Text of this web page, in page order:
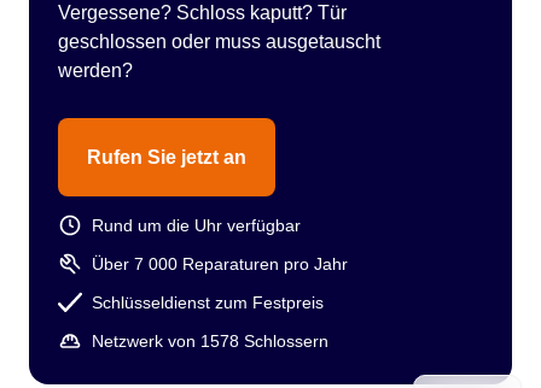
Vergessene? Schloss kaputt? Tür
geschlossen oder muss ausgetauscht
werden?
Rufen Sie jetzt an
Rund um die Uhr verfügbar
Über 7 000 Reparaturen pro Jahr
Schlüsseldienst zum Festpreis
Netzwerk von 1578 Schlossern